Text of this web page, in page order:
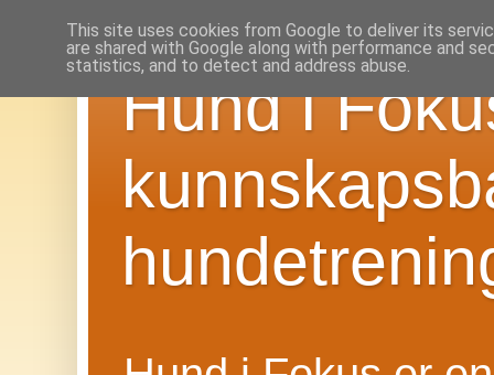
Hund i
This site uses cookies from Google to deliver its
are shared with Google along with performance and
statistics, and to detect and address abuse.